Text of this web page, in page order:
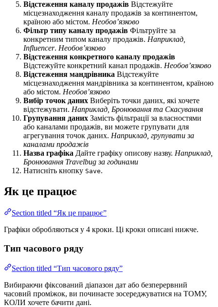
Відстеження каналу продажів Відстежуйте
місцезнаходження каналу продажів за континентом,
країною або містом. Необов’язково
Фільтр типу каналу продажів Фільтруйте за
конкретним типом каналу продажів. Наприклад,
Influencer. Необов’язково
Відстеження конкретного каналу продажів
Відстежуйте конкретний канал продажів. Необов’язково
Відстеження мандрівника Відстежуйте
місцезнаходження мандрівника за континентом, країною
або містом. Необов’язково
Вибір точок даних Виберіть точки даних, які хочете
відстежувати. Наприклад, Бронювання та Скасування
Групування даних Замість фільтрації за власностями
або каналами продажів, ви можете групувати для
агрегування точок даних. Наприклад, групувати за
каналами продажів
Назва графіка Дайте графіку описову назву. Наприклад,
Бронювання Travelbug за годинами
Натисніть кнопку Save.
Як це працює
Section titled “Як це працює”
Графіки обробляються у 4 кроки. Ці кроки описані нижче.
Тип часового ряду
Section titled “Тип часового ряду”
Вибираючи фіксований діапазон дат або безперервний
часовий проміжок, ви починаєте зосереджуватися на ТОМУ,
КОЛИ хочете бачити дані.